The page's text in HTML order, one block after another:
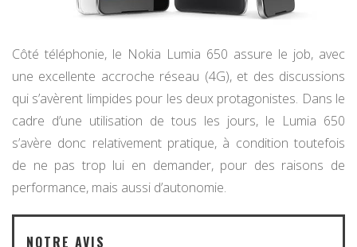
Côté téléphonie, le Nokia Lumia 650 assure le job, avec
une excellente accroche réseau (4G), et des discussions
qui s’avèrent limpides pour les deux protagonistes. Dans le
cadre d’une utilisation de tous les jours, le Lumia 650
s’avère donc relativement pratique, à condition toutefois
de ne pas trop lui en demander, pour des raisons de
performance, mais aussi d’autonomie.
NOTRE AVIS